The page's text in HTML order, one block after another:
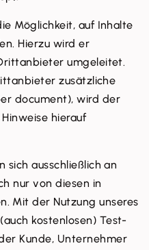
Möglichkeit, auf Inhalte
Hierzu wird er
umgeleitet.
zusätzliche
document), wird der
hierauf
sich ausschließlich an
nur von diesen in
Mit der Nutzung unseres
kostenlosen) Test-
Kunde, Unternehmer